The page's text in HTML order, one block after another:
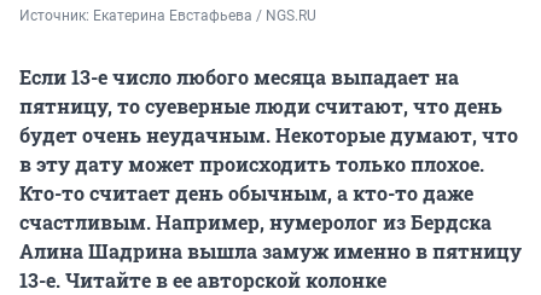
Источник: Екатерина Евстафьева / NGS.RU
Если 13-е число любого месяца выпадает на
пятницу, то суеверные люди считают, что день
будет очень неудачным. Некоторые думают, что
в эту дату может происходить только плохое.
Кто-то считает день обычным, а кто-то даже
счастливым. Например, нумеролог из Бердска
Алина Шадрина вышла замуж именно в пятницу
13-е. Читайте в ее авторской колонке